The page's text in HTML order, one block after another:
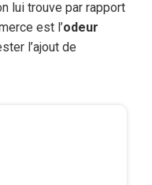
lui trouve par rapport
est l’odeur
l’ajout de